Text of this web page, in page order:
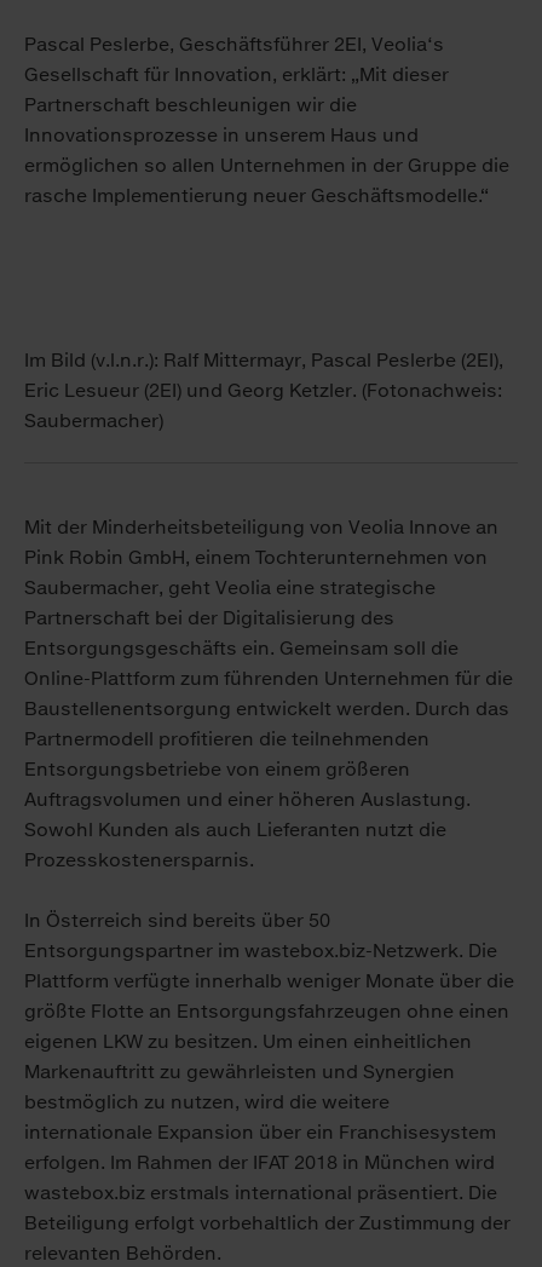
Pascal Peslerbe, Geschäftsführer 2EI, Veolia‘s
Gesellschaft für Innovation, erklärt: „Mit dieser
Partnerschaft beschleunigen wir die
Innovationsprozesse in unserem Haus und
ermöglichen so allen Unternehmen in der Gruppe die
rasche Implementierung neuer Geschäftsmodelle.“
Im Bild (v.l.n.r.): Ralf Mittermayr, Pascal Peslerbe (2EI),
Eric Lesueur (2EI) und Georg Ketzler. (Fotonachweis:
Saubermacher)
Mit der Minderheitsbeteiligung von Veolia Innove an
Pink Robin GmbH, einem Tochterunternehmen von
Saubermacher, geht Veolia eine strategische
Partnerschaft bei der Digitalisierung des
Entsorgungsgeschäfts ein. Gemeinsam soll die
Online-Plattform zum führenden Unternehmen für die
Baustellenentsorgung entwickelt werden. Durch das
Partnermodell profitieren die teilnehmenden
Entsorgungsbetriebe von einem größeren
Auftragsvolumen und einer höheren Auslastung.
Sowohl Kunden als auch Lieferanten nutzt die
Prozesskostenersparnis.
In Österreich sind bereits über 50
Entsorgungspartner im wastebox.biz-Netzwerk. Die
Plattform verfügte innerhalb weniger Monate über die
größte Flotte an Entsorgungsfahrzeugen ohne einen
eigenen LKW zu besitzen. Um einen einheitlichen
Markenauftritt zu gewährleisten und Synergien
bestmöglich zu nutzen, wird die weitere
internationale Expansion über ein Franchisesystem
erfolgen. Im Rahmen der IFAT 2018 in München wird
wastebox.biz erstmals international präsentiert. Die
Beteiligung erfolgt vorbehaltlich der Zustimmung der
relevanten Behörden.